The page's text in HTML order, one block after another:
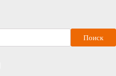
Поиск